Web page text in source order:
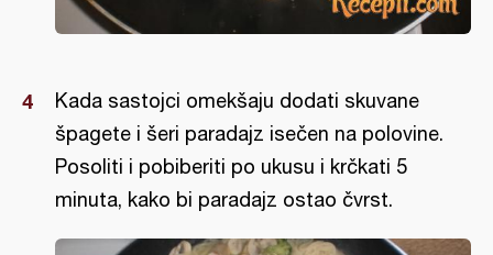
Kada sastojci omekšaju dodati skuvane
špagete i šeri paradajz isečen na polovine.
Posoliti i pobiberiti po ukusu i krčkati 5
minuta, kako bi paradajz ostao čvrst.